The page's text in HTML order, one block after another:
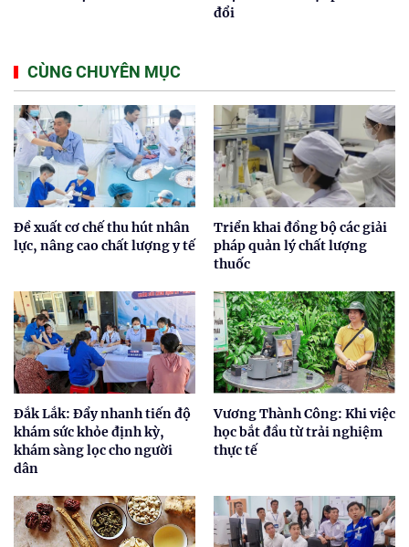
đổi
CÙNG CHUYÊN MỤC
Đề xuất cơ chế thu hút nhân
lực, nâng cao chất lượng y tế
Triển khai đồng bộ các giải
pháp quản lý chất lượng
thuốc
Đắk Lắk: Đẩy nhanh tiến độ
khám sức khỏe định kỳ,
khám sàng lọc cho người
dân
Vương Thành Công: Khi việc
học bắt đầu từ trải nghiệm
thực tế